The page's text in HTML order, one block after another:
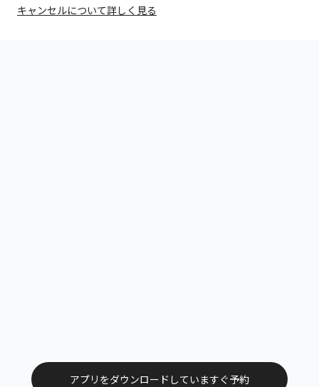
キャンセルについて詳しく見る
アプリをダウンロードしていますぐ予約